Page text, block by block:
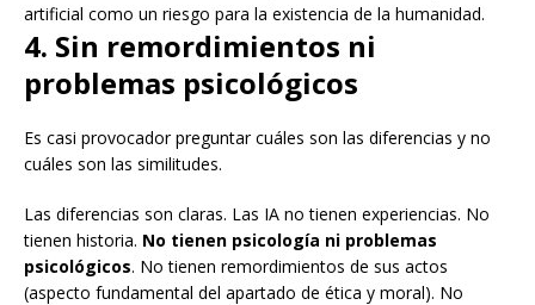
artificial como un riesgo para la existencia de la humanidad.
4. Sin remordimientos ni
problemas psicológicos
Es casi provocador preguntar cuáles son las diferencias y no
cuáles son las similitudes.
Las diferencias son claras. Las IA no tienen experiencias. No
tienen historia. No tienen psicología ni problemas
psicológicos. No tienen remordimientos de sus actos
(aspecto fundamental del apartado de ética y moral). No